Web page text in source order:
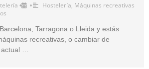
• • Hostelería, Máquinas recreativas
Tarragona o Lleida y estás
recreativas, o cambiar de
…